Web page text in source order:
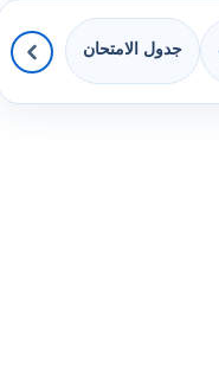
جدول الامتحان